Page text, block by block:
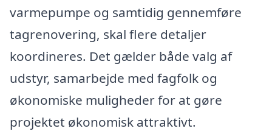
varmepumpe og samtidig gennemføre
tagrenovering, skal flere detaljer
koordineres. Det gælder både valg af
udstyr, samarbejde med fagfolk og
økonomiske muligheder for at gøre
projektet økonomisk attraktivt.